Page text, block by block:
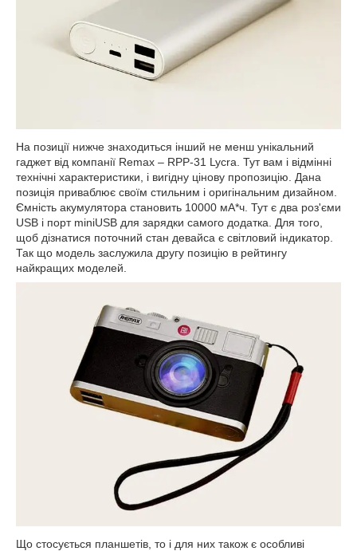
На позиції нижче знаходиться інший не менш унікальний
гаджет від компанії Remax – RPP-31 Lycra. Тут вам і відмінні
технічні характеристики, і вигідну цінову пропозицію. Дана
позиція приваблює своїм стильним і оригінальним дизайном.
Ємність акумулятора становить 10000 мА*ч. Тут є два роз'єми
USB і порт miniUSB для зарядки самого додатка. Для того,
щоб дізнатися поточний стан девайса є світловий індикатор.
Так що модель заслужила другу позицію в рейтингу
найкращих моделей.
Що стосується планшетів, то і для них також є особливі